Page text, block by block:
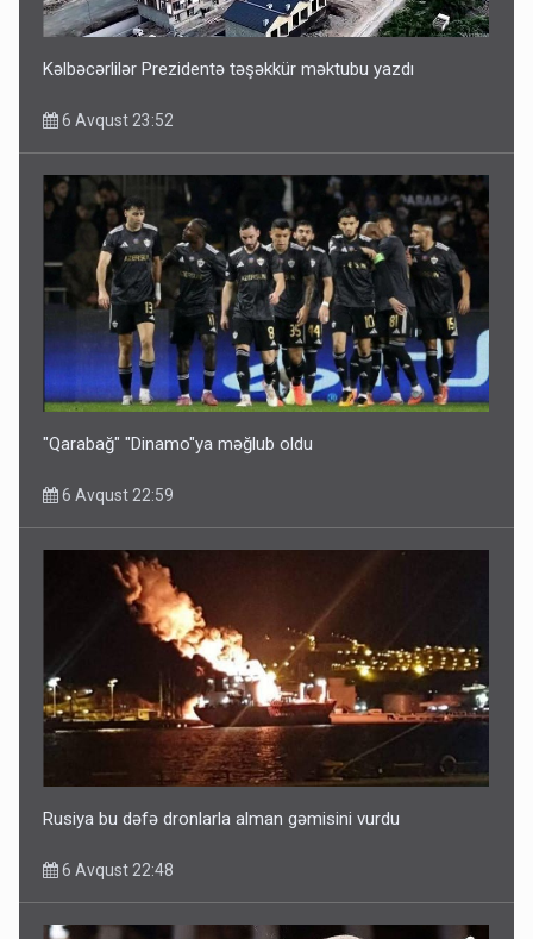
6 Avqust 14:14
Bu ölkələrə şəxsiyyət vəsiqəsi ilə gedə biləcəksiniz -
SİYAHI
6 Avqust 10:53
Ərdoğana sui-qəsd planının iştirakçısı detalları açıqladı
Kəlbəcərlilər Prezidentə təşəkkür məktubu yazdı
6 Avqust 23:52
"Qarabağ" "Dinamo"ya məğlub oldu
6 Avqust 22:59
Rusiya bu dəfə dronlarla alman gəmisini vurdu
6 Avqust 22:48